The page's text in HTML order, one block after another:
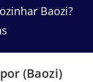
Baozi?
(Baozi)